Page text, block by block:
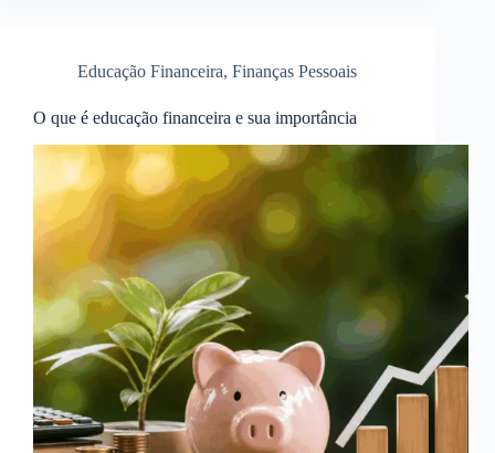
Educação Financeira, Finanças Pessoais
O que é educação financeira e sua importância